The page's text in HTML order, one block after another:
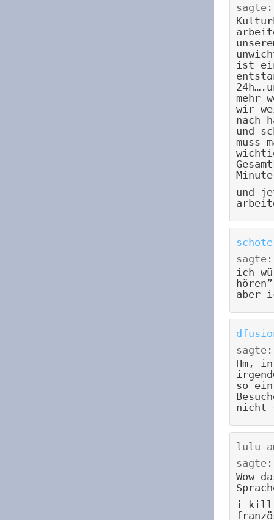
sagte:
ist
mehr
wir
nach
und
muss
und
schote
sagte:
ich
aber
sagte:
Hm,
so
nicht
lulu
sagte:
Wow
i kill